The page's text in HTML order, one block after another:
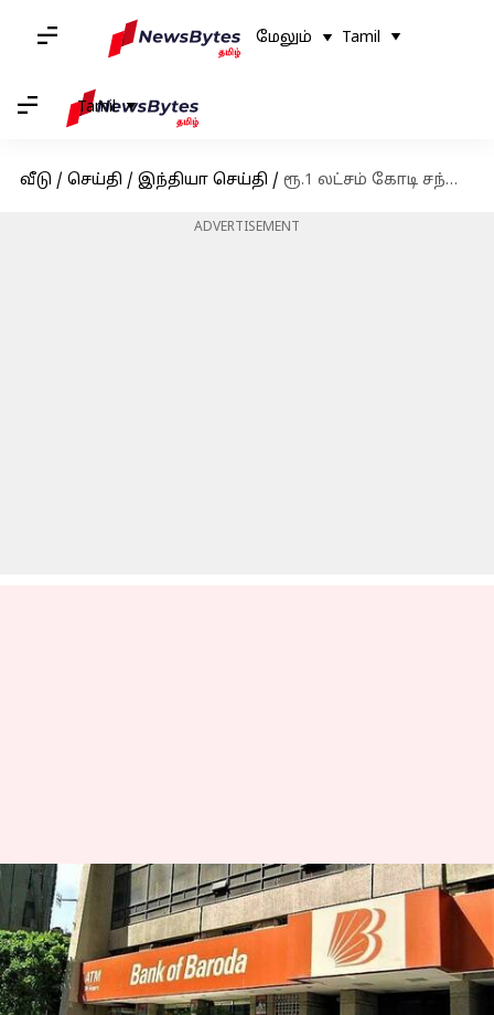
மேலும் Tamil
Tamil
வீடு / செய்தி / இந்தியா செய்தி / ரூ.1 லட்சம் கோடி சந்தை மதிப்பை எட்டியது பேங்க் ஆஃப் பரோடா வங்கி
ADVERTISEMENT
ரூ.1 லட்சம் கோடி சந்தை
மதிப்பை எட்டியது பேங்க்
ஆஃப் பரோடா வங்கி
எழுதியவர் Prasanna Venkatesh Jun 19, 2023 03:05 pm